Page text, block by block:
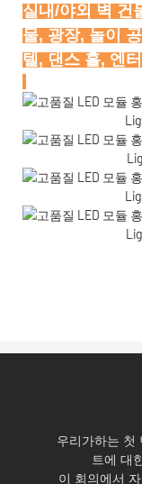
실내/야외 벽 건
물, 광장, 놀이
우리가하는 첫
트에 대
이 회의에서